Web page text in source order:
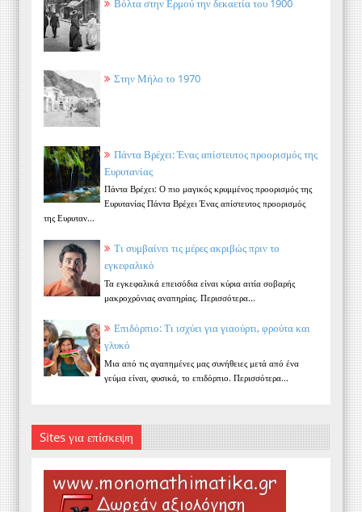
Βόλτα στην Ερμού την δεκαετία του 1900
Στην Μήλο το 1970
Πάντα Βρέχει: Ένας απίστευτος προορισμός της
Ευρυτανίας
Πάντα Βρέχει: Ο πιο μαγικός κρυμμένος προορισμός της
Ευρυτανίας Πάντα Βρέχει Ένας απίστευτος προορισμός
της Ευρυταν...
Τι συμβαίνει τις μέρες ακριβώς πριν το
εγκεφαλικό
Τα εγκεφαλικά επεισόδια είναι κύρια αιτία σοβαρής
μακροχρόνιας αναπηρίας. Περισσότερα...
Επιδόρπιο: Τι ισχύει για γιαούρτι, φρούτα και
γλυκό
Μια από τις αγαπημένες μας συνήθειες μετά από ένα
γεύμα είναι, φυσικά, το επιδόρπιο. Περισσότερα...
Sites για επίσκεψη